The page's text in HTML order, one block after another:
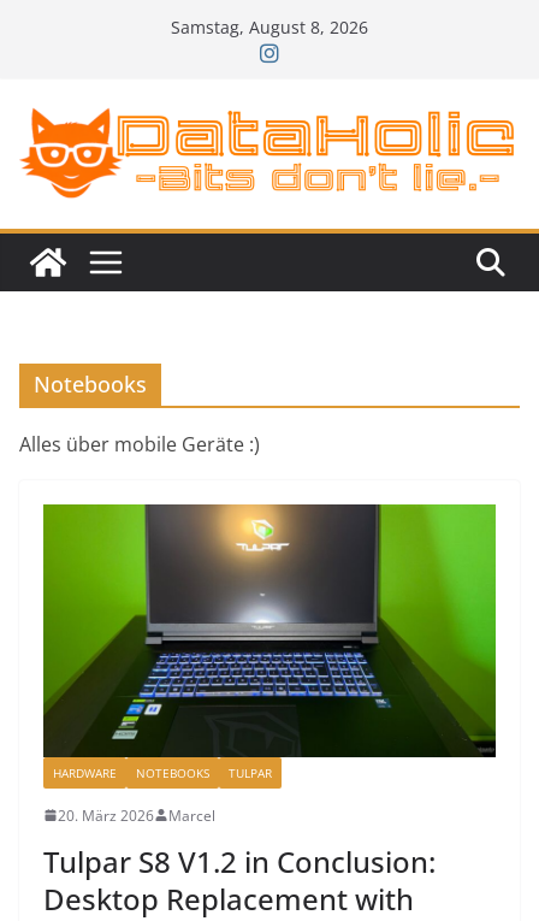
Samstag, August 8, 2026
Notebooks
Alles über mobile Geräte :)
HARDWARE NOTEBOOKS TULPAR
20. März 2026 Marcel
Tulpar S8 V1.2 in Conclusion:
Desktop Replacement with